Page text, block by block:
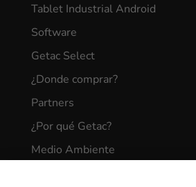
Tablet Industrial Android
Software
Getac Select
¿Donde comprar?
Partners
¿Por qué Getac?
Medio Ambiente